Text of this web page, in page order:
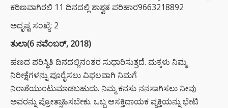
ಕಠಿಣವಾಗಿರಲಿ 11 ದಿನದಲ್ಲಿ ಶಾಶ್ವತ ಪರಿಹಾರ9663218892
ಅದೃಷ್ಟ ಸಂಖ್ಯೆ: 2
ತುಲಾ(6 ನವೆಂಬರ್, 2018)
ಹಣದ ಪರಿಸ್ಥಿತಿ ದಿನದಲ್ಲಿನಂತರ ಸುಧಾರಿಸುತ್ತದೆ. ಮಕ್ಕಳು ನಿಮ್ಮ
ನಿರೀಕ್ಷೆಗಳನ್ನು ಪೂರೈಸಲು ವಿಫಲವಾಗಿ ನಿಮಗೆ
ನಿರಾಶೆಯುಂಟುಮಾಡಬಹುದು. ನಿಮ್ಮ ಕನಸು ನನಸಾಗಿಸಲು ನೀವು
ಅವರನ್ನು ಪ್ರೋತ್ಸಾಹಿಸಬೇಕು. ಒಬ್ಬ ಆಸಕ್ತಿದಾಯಕ ವ್ಯಕ್ತಿಯನ್ನು ಭೇಟಿ